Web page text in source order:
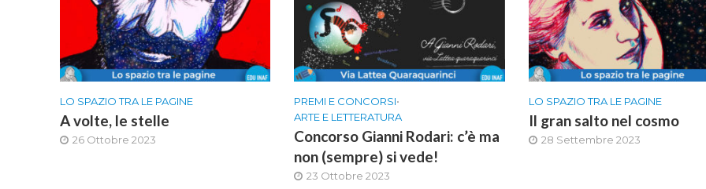
LO SPAZIO TRA LE PAGINE
A volte, le stelle
26 Ottobre 2023
PREMI E CONCORSI•
ARTE E LETTERATURA
Concorso Gianni Rodari: c’è ma
non (sempre) si vede!
23 Ottobre 2023
LO SPAZIO TRA LE PAGINE
Il gran salto nel cosmo
28 Settembre 2023